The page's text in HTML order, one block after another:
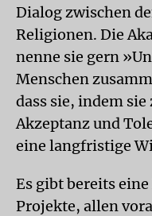
Dialog zwischen
Religionen. Die
nenne sie gern
Menschen
dass sie, indem
Akzeptanz und
eine langfristige
Es gibt bereits
Projekte, allen